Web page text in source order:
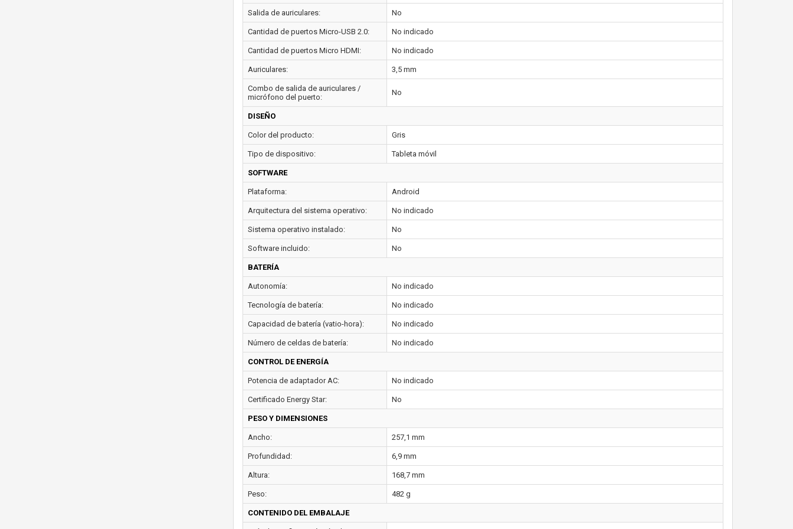
Salida de auriculares: No
Cantidad de puertos Micro-USB 2.0: No indicado
Cantidad de puertos Micro HDMI: No indicado
Auriculares: 3,5 mm
Combo de salida de auriculares /
micrófono del puerto:
No
DISEÑO
Color del producto: Gris
Tipo de dispositivo: Tableta móvil
SOFTWARE
Plataforma: Android
Arquitectura del sistema operativo: No indicado
Sistema operativo instalado: No
Software incluido: No
BATERÍA
Autonomía: No indicado
Tecnología de batería: No indicado
Capacidad de batería (vatio-hora): No indicado
Número de celdas de batería: No indicado
CONTROL DE ENERGÍA
Potencia de adaptador AC: No indicado
Certificado Energy Star: No
PESO Y DIMENSIONES
Ancho: 257,1 mm
Profundidad: 6,9 mm
Altura: 168,7 mm
Peso: 482 g
CONTENIDO DEL EMBALAJE